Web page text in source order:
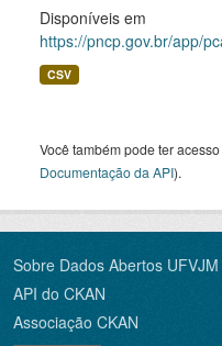
Disponíveis em
https://pncp.gov.br/app/
CSV
Você também pode ter
Documentação da API).
Sobre Dados Abertos UFVJM
API do CKAN
Associação CKAN